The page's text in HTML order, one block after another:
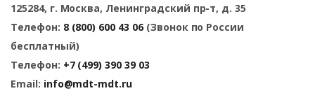
125284, г. Москва, Ленинградский пр-т, д. 35
Телефон: 8 (800) 600 43 06(Звонок по России
бесплатный)
Телефон: +7 (499) 390 39 03
Email: info@mdt-mdt.ru